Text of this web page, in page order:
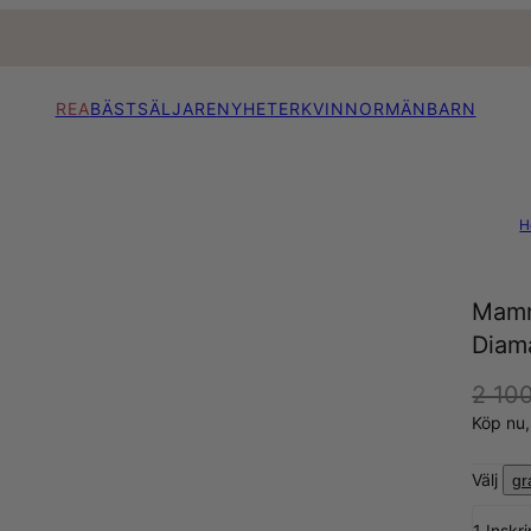
REABÄSTSÄLJARENYHETERKVINNORMÄNBARN
2
Köp
Välj